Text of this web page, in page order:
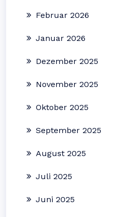
Februar 2026
Januar 2026
Dezember 2025
November 2025
Oktober 2025
September 2025
August 2025
Juli 2025
Juni 2025